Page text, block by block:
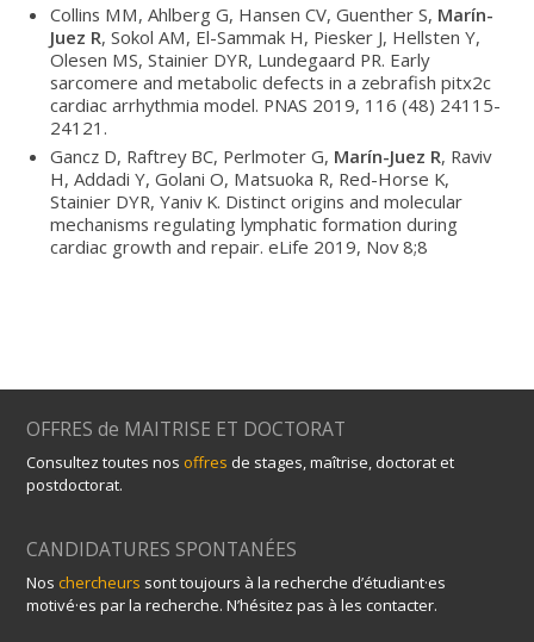
Collins MM, Ahlberg G, Hansen CV, Guenther S, Marín-
Juez R, Sokol AM, El-Sammak H, Piesker J, Hellsten Y,
Olesen MS, Stainier DYR, Lundegaard PR. Early
sarcomere and metabolic defects in a zebrafish pitx2c
cardiac arrhythmia model. PNAS 2019, 116 (48) 24115-
24121.
Gancz D, Raftrey BC, Perlmoter G, Marín-Juez R, Raviv
H, Addadi Y, Golani O, Matsuoka R, Red-Horse K,
Stainier DYR, Yaniv K. Distinct origins and molecular
mechanisms regulating lymphatic formation during
cardiac growth and repair. eLife 2019, Nov 8;8
OFFRES de MAITRISE ET DOCTORAT
Consultez toutes nos offres de stages, maîtrise, doctorat et
postdoctorat.
CANDIDATURES SPONTANÉES
Noschercheurs sont toujours à la recherche d’étudiant·es
motivé·es par la recherche. N’hésitez pas à les contacter.